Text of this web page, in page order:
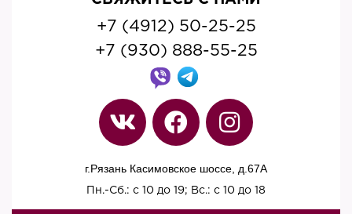
+7 (4912) 50-25-25
+7 (930) 888-55-25
г.Рязань Касимовское шоссе, д.67A
Пн.-Сб.: с 10 до 19; Вс.: с 10 до 18